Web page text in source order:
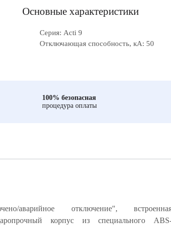
Основные характеристики
Серия: Acti 9
Отключающая способность, кА: 50
100% безопасная
процедура оплаты
аварийное отключение",